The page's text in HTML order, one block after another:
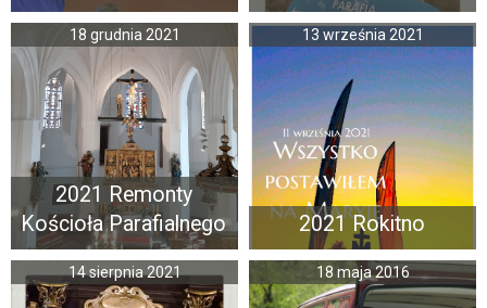
18 grudnia 2021
2021 Remonty
Kościoła Parafialnego
13 września 2021
2021 Rokitno
14 sierpnia 2021 18 maja 2016